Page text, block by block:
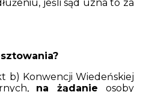
jeśli sąd uzna to za
b) Konwencji Wiedeńskiej
na żądanie osoby